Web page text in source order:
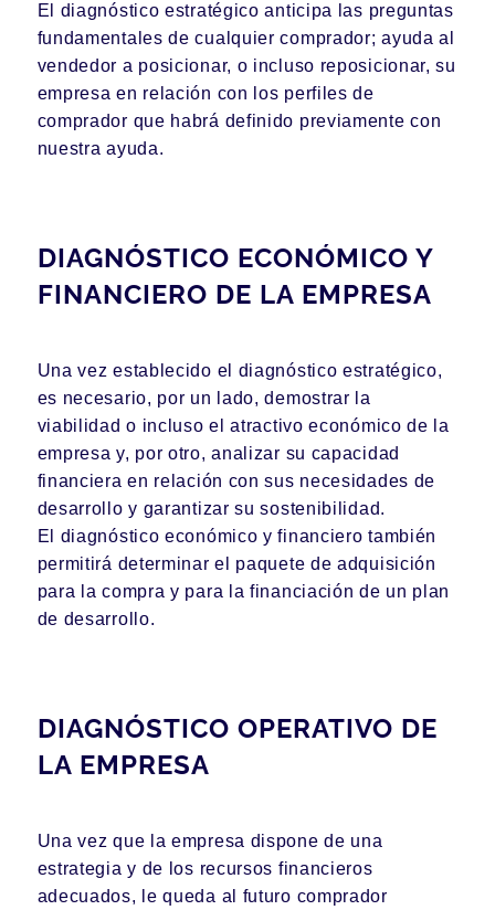
El diagnóstico estratégico anticipa las preguntas
fundamentales de cualquier comprador; ayuda al
vendedor a posicionar, o incluso reposicionar, su
empresa en relación con los perfiles de
comprador que habrá definido previamente con
nuestra ayuda.
DIAGNÓSTICO ECONÓMICO Y
FINANCIERO DE LA EMPRESA
Una vez establecido el diagnóstico estratégico,
es necesario, por un lado, demostrar la
viabilidad o incluso el atractivo económico de la
empresa y, por otro, analizar su capacidad
financiera en relación con sus necesidades de
desarrollo y garantizar su sostenibilidad.
El diagnóstico económico y financiero también
permitirá determinar el paquete de adquisición
para la compra y para la financiación de un plan
de desarrollo.
DIAGNÓSTICO OPERATIVO DE
LA EMPRESA
Una vez que la empresa dispone de una
estrategia y de los recursos financieros
adecuados, le queda al futuro comprador